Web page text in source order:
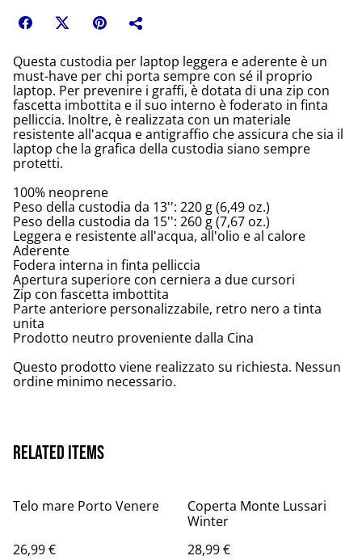
Questa custodia per laptop leggera e aderente è un
must-have per chi porta sempre con sé il proprio
laptop. Per prevenire i graffi, è dotata di una zip con
fascetta imbottita e il suo interno è foderato in finta
pelliccia. Inoltre, è realizzata con un materiale
resistente all'acqua e antigraffio che assicura che sia il
laptop che la grafica della custodia siano sempre
protetti.
100% neoprene
Peso della custodia da 13'': 220 g (6,49 oz.)
Peso della custodia da 15'': 260 g (7,67 oz.)
Leggera e resistente all'acqua, all'olio e al calore
Aderente
Fodera interna in finta pelliccia
Apertura superiore con cerniera a due cursori
Zip con fascetta imbottita
Parte anteriore personalizzabile, retro nero a tinta
unita
Prodotto neutro proveniente dalla Cina
Questo prodotto viene realizzato su richiesta. Nessun
ordine minimo necessario.
Related items
Telo mare Porto Venere
26,99 €
Coperta Monte Lussari
Winter
28,99 €